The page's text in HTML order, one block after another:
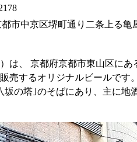
市中京区堺町通り二条上る亀
は、 京都府京都市東山区にあ
売するオリジナルビールです
坂の塔｣のそばにあり、主に地